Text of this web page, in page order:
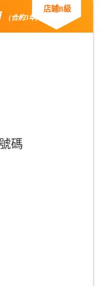
(合約3年)
店鋪B級
碼